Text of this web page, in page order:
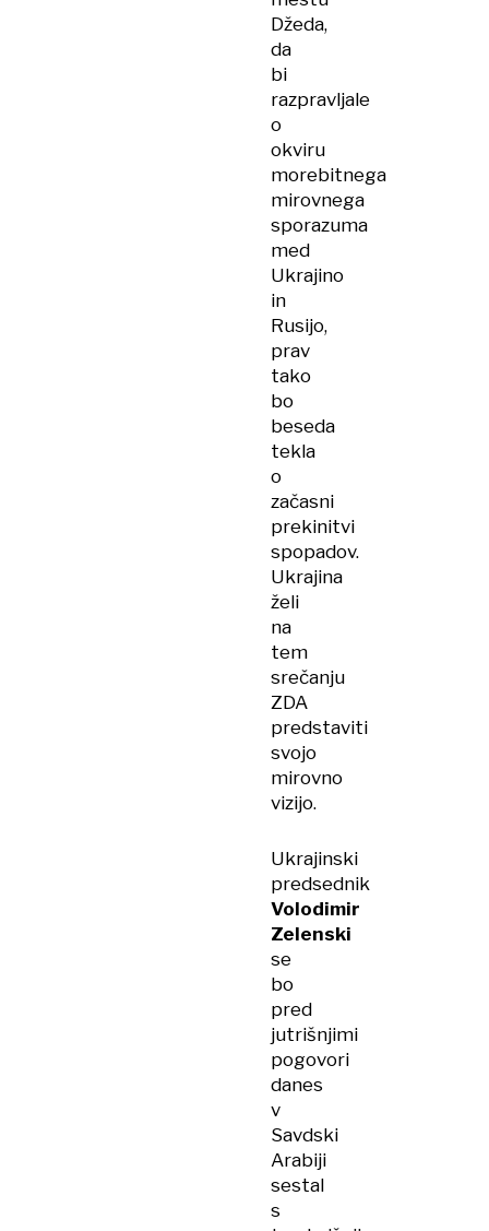
Džeda,
da
bi
razpravljale
o
okviru
morebitnega
mirovnega
sporazuma
med
Ukrajino
in
Rusijo,
prav
tako
bo
beseda
tekla
o
začasni
prekinitvi
spopadov.
Ukrajina
želi
na
tem
srečanju
ZDA
predstaviti
svojo
mirovno
vizijo.
Ukrajinski
predsednik
Volodimir
Zelenski
se
bo
pred
jutrišnjimi
pogovori
danes
v
Savdski
Arabiji
sestal
s